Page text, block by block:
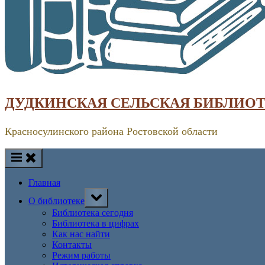
ДУДКИНСКАЯ СЕЛЬСКАЯ
Красносулинского района Ростовской области
Главная
О библиотеке
Toggle
sub-
menu
Библиотека сегодня
Библиотека в цифрах
Как нас найти
Контакты
Режим работы